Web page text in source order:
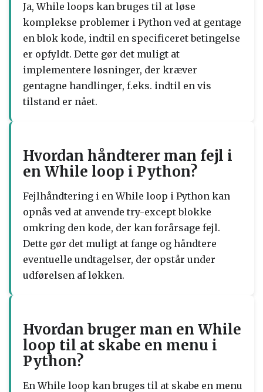
Ja, While loops kan bruges til at løse
komplekse problemer i Python ved at gentage
en blok kode, indtil en specificeret betingelse
er opfyldt. Dette gør det muligt at
implementere løsninger, der kræver
gentagne handlinger, f.eks. indtil en vis
tilstand er nået.
Hvordan håndterer man fejl i
en While loop i Python?
Fejlhåndtering i en While loop i Python kan
opnås ved at anvende try-except blokke
omkring den kode, der kan forårsage fejl.
Dette gør det muligt at fange og håndtere
eventuelle undtagelser, der opstår under
udførelsen af løkken.
Hvordan bruger man en While
loop til at skabe en menu i
Python?
En While loop kan bruges til at skabe en menu